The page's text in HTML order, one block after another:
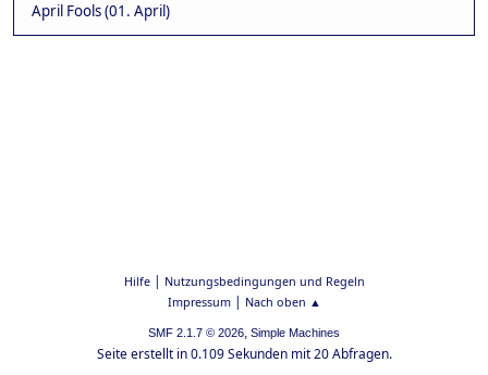
April Fools (01. April)
Hilfe| Nutzungsbedingungen und Regeln
Impressum| Nach oben ▲
SMF 2.1.7 © 2026, Simple Machines
Seite erstellt in 0.109 Sekunden mit 20 Abfragen.